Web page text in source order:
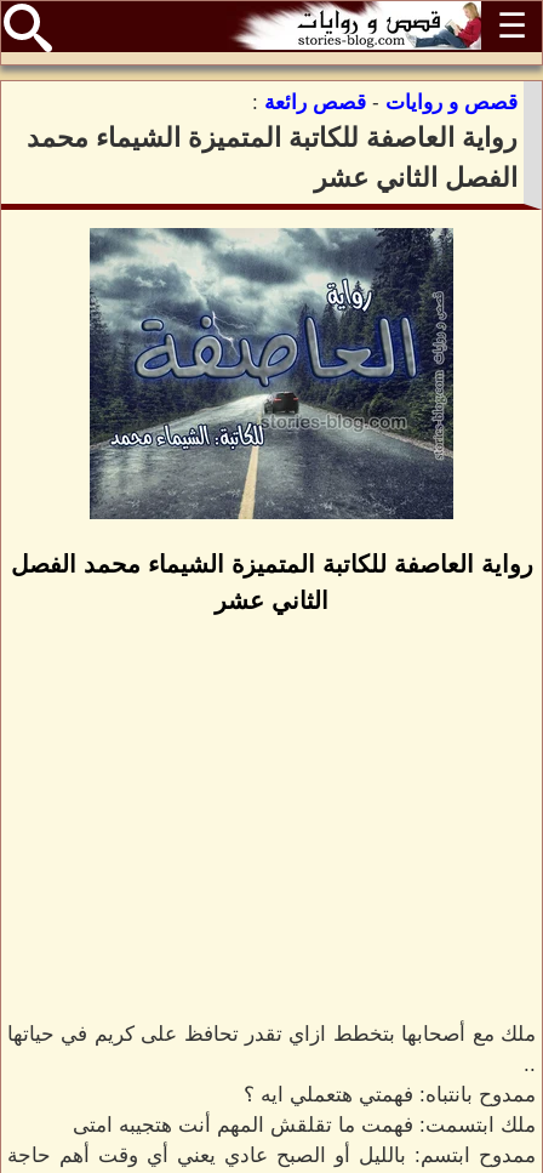
☰
قصص و روايات - قصص رائعة :
رواية العاصفة للكاتبة المتميزة الشيماء محمد
الفصل الثاني عشر
رواية العاصفة للكاتبة المتميزة الشيماء محمد الفصل
الثاني عشر
ملك مع أصحابها بتخطط ازاي تقدر تحافظ على كريم في حياتها
..
ممدوح بانتباه: فهمتي هتعملي ايه ؟
ملك ابتسمت: فهمت ما تقلقش المهم أنت هتجيبه امتى
ممدوح ابتسم: بالليل أو الصبح عادي يعني أي وقت أهم حاجة